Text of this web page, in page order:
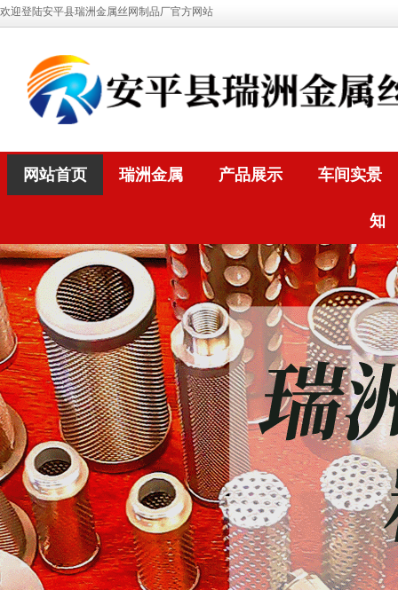
欢迎登陆安平县瑞洲金属丝网制品厂官方网站
网站首页 瑞洲金属 产品展示 车间实景
知